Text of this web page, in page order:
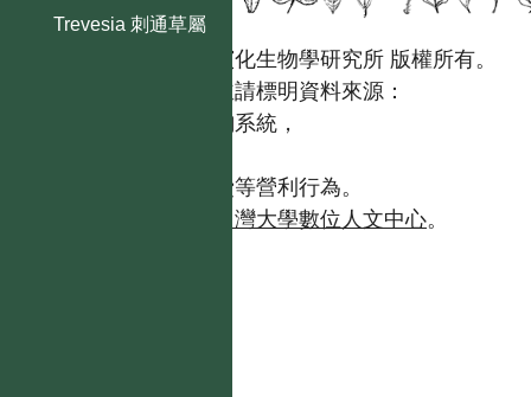
Trevesia 刺通草屬
國立台灣大學生態學與演化生物學研究所 版權所有。
歡迎引用本網站資料，並請標明資料來源：
【台灣植物資訊整合查詢系統，
且不得有收取資料查詢費等營利行為。
台灣大學數位人文中心。